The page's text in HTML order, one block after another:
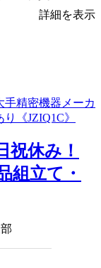
詳細を表示
祝休み！
組立て・